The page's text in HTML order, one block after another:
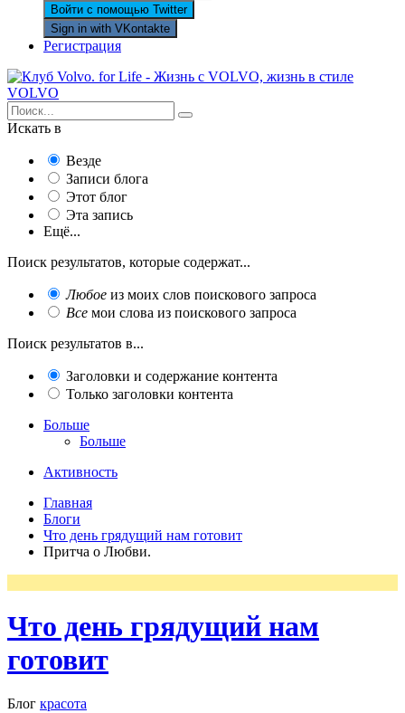
Войти с помощью Twitter
Sign in with VKontakte
Регистрация
Искать в
Везде
Записи блога
Этот блог
Эта запись
Ещё...
Поиск результатов, которые содержат...
Любое из моих слов поискового запроса
Все мои слова из поискового запроса
Поиск результатов в...
Заголовки и содержание контента
Только заголовки контента
Больше
Больше
Активность
Главная
Блоги
Что день грядущий нам готовит
Притча о Любви.
Что день грядущий нам
готовит
Блог красота